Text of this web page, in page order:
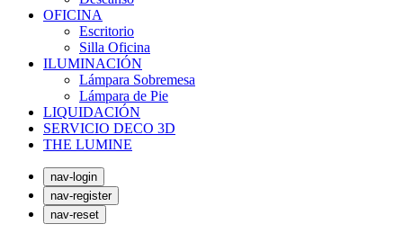
OFICINA
Escritorio
Silla Oficina
ILUMINACIÓN
Lámpara Sobremesa
Lámpara de Pie
LIQUIDACIÓN
SERVICIO DECO 3D
THE LUMINE
nav-login
nav-register
nav-reset